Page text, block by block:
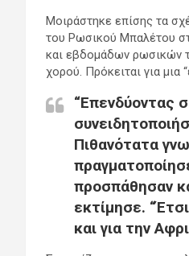
Μοιράστηκε επίσης τα
του Ρωσικού Μπαλέτου
και εβδομάδων ρωσικών
χορού. Πρόκειται για
“Επενδύοντας
Πιθανότατα
προσπάθησαν
εκτίμησε.
και για την